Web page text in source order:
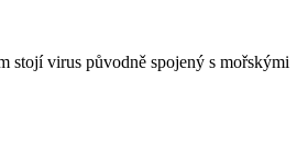
stojí virus původně spojený s mořskými